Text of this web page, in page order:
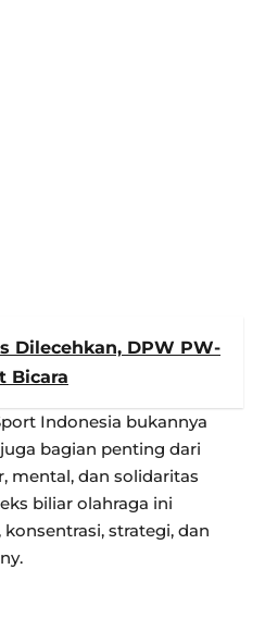
Dilecehkan, DPW PW-
Bicara
Indonesia bukannya
bagian penting dari
mental, dan solidaritas
biliar olahraga ini
strategi, dan